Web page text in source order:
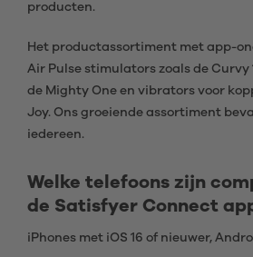
producten.
Het productassortiment met app-
Air Pulse stimulators zoals de Curvy
de Mighty One en vibrators voor
Joy. Ons groeiende assortiment
iedereen.
Welke telefoons zijn
de Satisfyer Connect
iPhones met iOS 16 of nieuwer,